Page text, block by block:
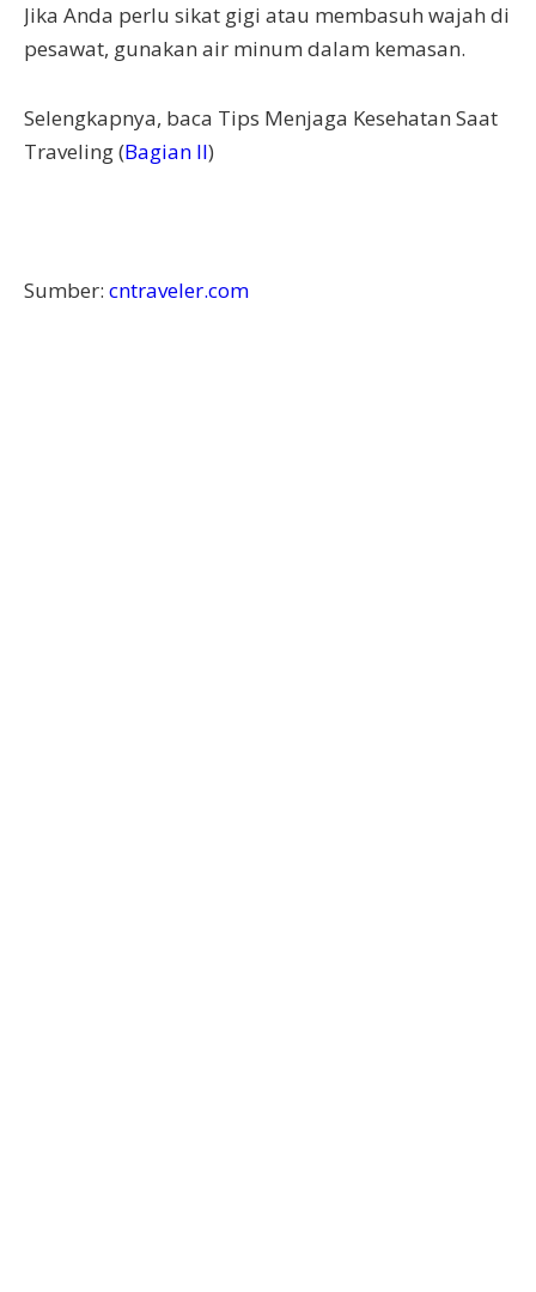
Jika Anda perlu sikat gigi atau membasuh wajah di
pesawat, gunakan air minum dalam kemasan.
Selengkapnya, baca Tips Menjaga Kesehatan Saat
Traveling (Bagian II)
Sumber: cntraveler.com